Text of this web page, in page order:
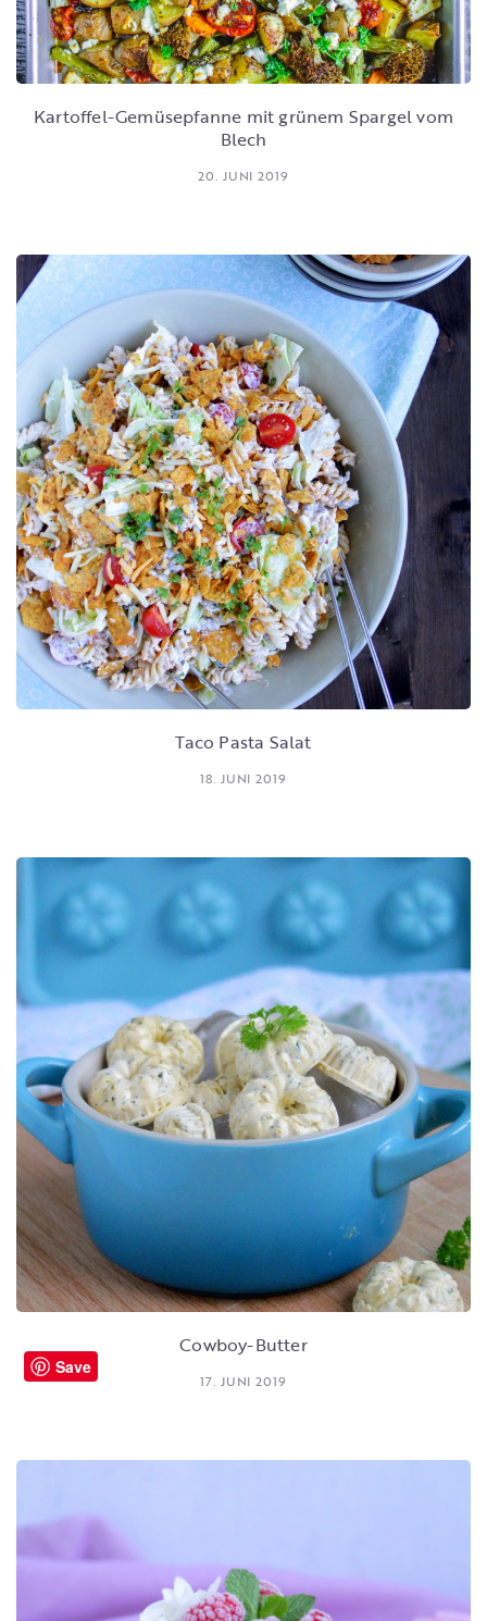
Kartoffel-Gemüsepfanne mit grünem Spargel vom
Blech
20. JUNI 2019
Taco Pasta Salat
18. JUNI 2019
Cowboy-Butter
17. JUNI 2019
Save